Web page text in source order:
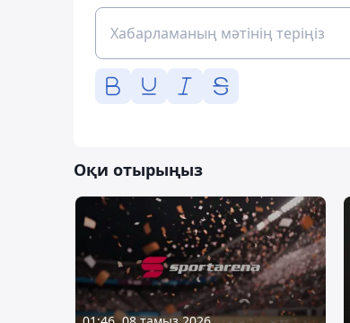
Оқи отырыңыз